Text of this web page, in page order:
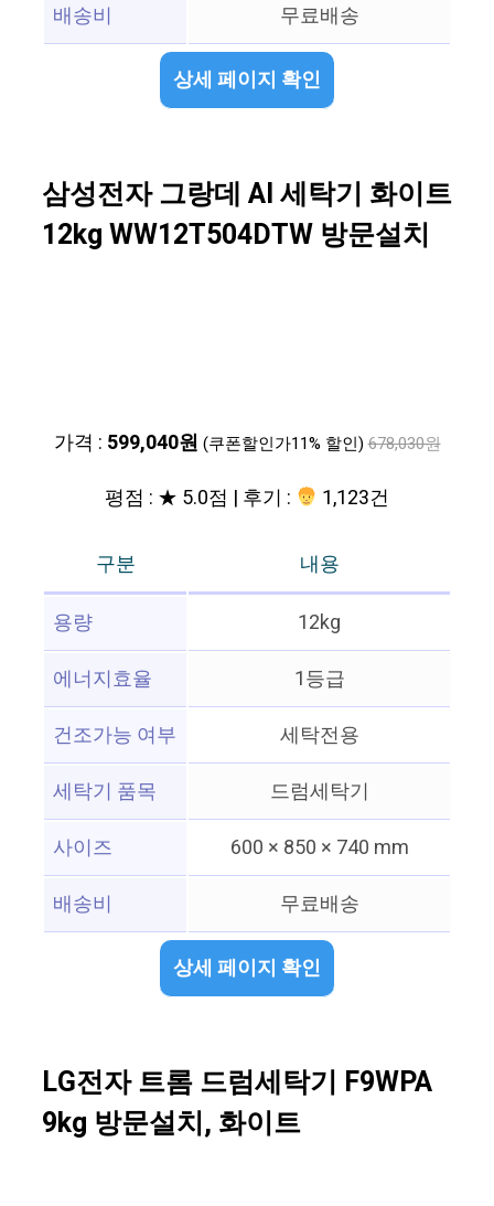
배송비
무료배송
상세 페이지 확인
삼성전자 그랑데 AI 세탁기 화이트
12kg WW12T504DTW 방문설치
가격 : 599,040원 (쿠폰할인가11% 할인) 678,030원
평점 : ★ 5.0점 | 후기 : 1,123건
구분
내용
용량
12kg
에너지효율
1등급
건조가능 여부
세탁전용
세탁기 품목
드럼세탁기
사이즈
600 × 850 × 740 mm
배송비
무료배송
상세 페이지 확인
LG전자 트롬 드럼세탁기 F9WPA
9kg 방문설치, 화이트